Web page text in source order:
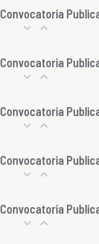
Convocatoria
Convocatoria
Convocatoria
Convocatoria
Convocatoria